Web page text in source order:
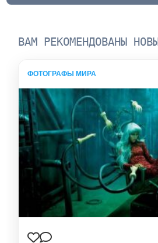
ВАМ РЕКОМЕНДОВАНЫ
ФОТОГРАФЫ МИРА